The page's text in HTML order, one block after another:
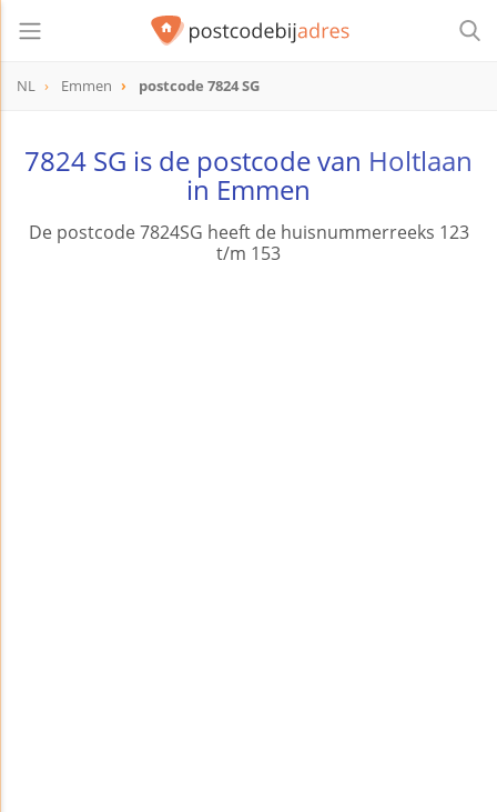
NL Emmen postcode 7824 SG
7824 SG is de postcode van Holtlaan
in Emmen
De postcode 7824SG heeft de huisnummerreeks 123
t/m 153